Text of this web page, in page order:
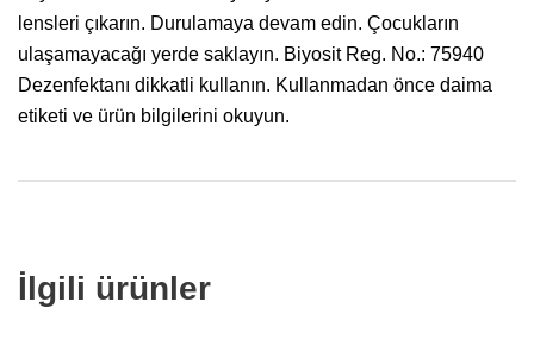
lensleri çıkarın. Durulamaya devam edin. Çocukların
ulaşamayacağı yerde saklayın. Biyosit Reg. No.: 75940
Dezenfektanı dikkatli kullanın. Kullanmadan önce daima
etiketi ve ürün bilgilerini okuyun.
İlgili ürünler